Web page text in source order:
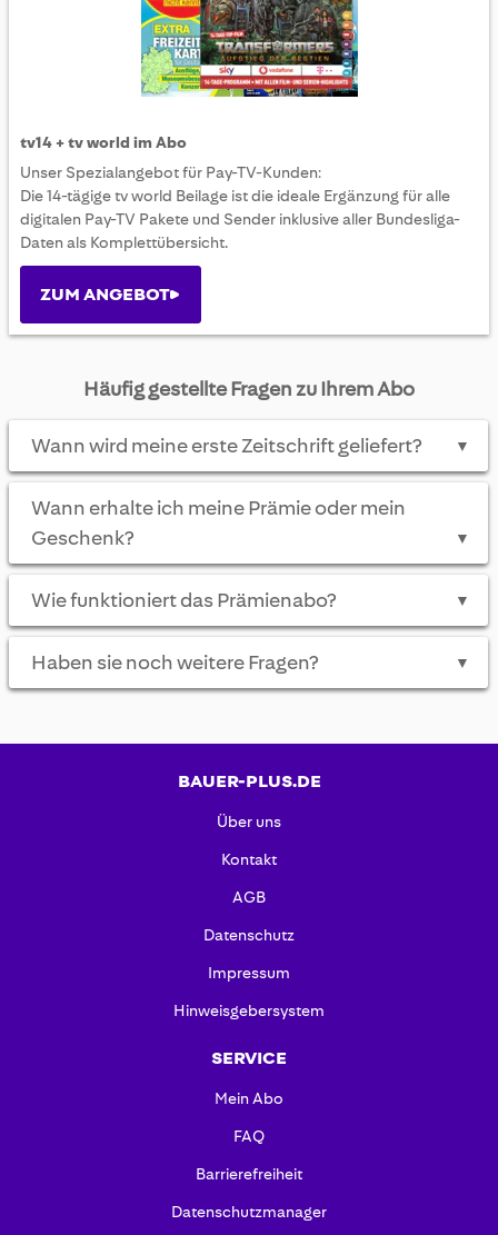
tv14 + tv world im Abo
Unser Spezialangebot für Pay-TV-Kunden:
Die 14-tägige tv world Beilage ist die ideale Ergänzung für alle
digitalen Pay-TV Pakete und Sender inklusive aller Bundesliga-
Daten als Komplettübersicht.
ZUM ANGEBOT
Häufig gestellte Fragen zu Ihrem Abo
Wann wird meine erste Zeitschrift geliefert? ▼
Wann erhalte ich meine Prämie oder mein
Geschenk?
▼
Wie funktioniert das Prämienabo? ▼
Haben sie noch weitere Fragen? ▼
BAUER-PLUS.DE
Über uns
Kontakt
AGB
Datenschutz
Impressum
Hinweisgebersystem
SERVICE
Mein Abo
FAQ
Barrierefreiheit
Datenschutzmanager